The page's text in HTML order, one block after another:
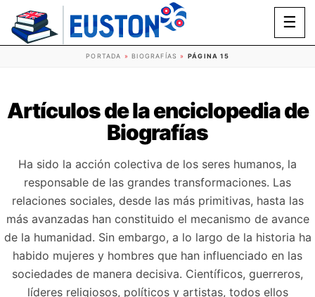
☰
PORTADA »BIOGRAFÍAS » PÁGINA 15
Artículos de la enciclopedia de
Biografías
Ha sido la acción colectiva de los seres humanos, la
responsable de las grandes transformaciones. Las
relaciones sociales, desde las más primitivas, hasta las
más avanzadas han constituido el mecanismo de avance
de la humanidad. Sin embargo, a lo largo de la historia ha
habido mujeres y hombres que han influenciado en las
sociedades de manera decisiva. Científicos, guerreros,
líderes religiosos, políticos y artistas, todos ellos